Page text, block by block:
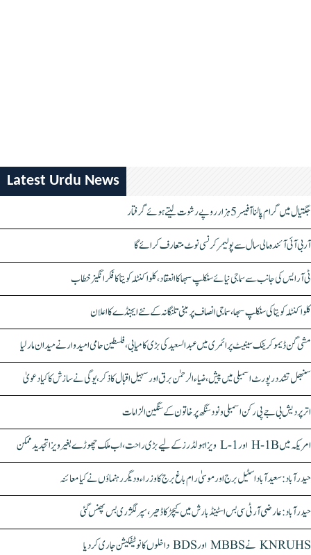
Latest Urdu News
جگتیال میں گرام پالنا آفیسر 5 ہزار روپے رشوت لیتے ہوئے گرفتار
آر بی آئی آئندہ مالی سال سے پولیمر کرنسی نوٹ متعارف کرائے گا
ٹی آر ایس کی جانب سے سماجی نیائے سنکلپ سبھا کا انعقاد، کلواکنٹلہ کویتا کا فکر انگیز خطاب
کلواکنٹلہ کویتا کی سنکلپ سبھا، سماجی انصاف پر مبنی تلنگانہ کے نئے ایجنڈے کا اعلان
مشی گن ڈیموکریٹک سینیٹ پرائمری میں عبدالسعید کی بڑی کامیابی، فلسطین حامی امیدوار نے میدان مار لیا
سنبھل تشدد رپورٹ اسمبلی میں پیش، ضیاء الرحمٰن برق اور سہیل اقبال کا ذکر، یوگی نے سازش کا کیا دعویٰ
اتر پردیش بی جے پی رکن اسمبلی ونود سنگھ پر خاتون کے سنگین الزامات
امریکہ میں H-1B اور L-1 ویزا ہولڈرز کے لیے بڑی راحت، اب ملک چھوڑے بغیر ویزا تجدید ممکن
حیدرآباد: سعیدآباد اسٹیل برج اور موسیٰ رام باغ برج کا وزراء و دیگر رہنماؤں نے کیا معائنہ
حیدرآباد: عارضی آر ٹی سی بس اسٹینڈ بارش میں کیچڑ کا ڈھیر، سپر لگژری بس پھنس گئی
KNRUHS نے MBBS اور BDS داخلوں کا نوٹیفکیشن جاری کر دیا